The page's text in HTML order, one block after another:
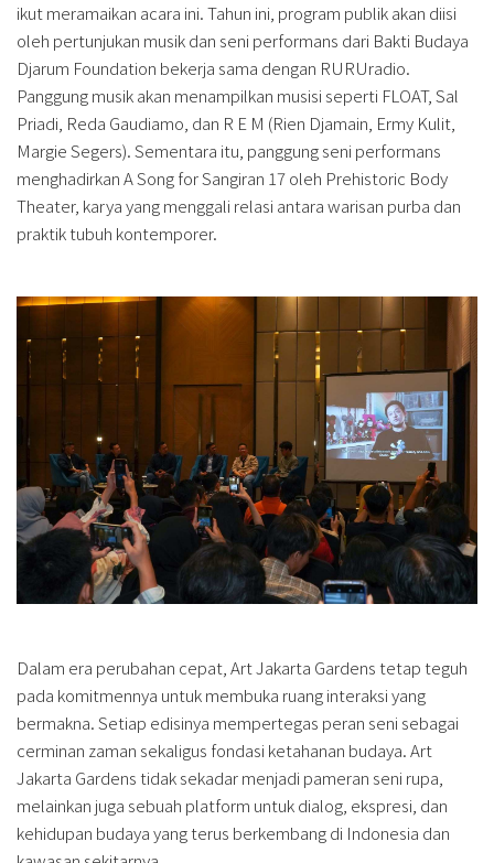
ikut meramaikan acara ini. Tahun ini, program publik akan diisi
oleh pertunjukan musik dan seni performans dari Bakti Budaya
Djarum Foundation bekerja sama dengan RURUradio.
Panggung musik akan menampilkan musisi seperti FLOAT, Sal
Priadi, Reda Gaudiamo, dan R E M (Rien Djamain, Ermy Kulit,
Margie Segers). Sementara itu, panggung seni performans
menghadirkan A Song for Sangiran 17 oleh Prehistoric Body
Theater, karya yang menggali relasi antara warisan purba dan
praktik tubuh kontemporer.
Dalam era perubahan cepat, Art Jakarta Gardens tetap teguh
pada komitmennya untuk membuka ruang interaksi yang
bermakna. Setiap edisinya mempertegas peran seni sebagai
cerminan zaman sekaligus fondasi ketahanan budaya. Art
Jakarta Gardens tidak sekadar menjadi pameran seni rupa,
melainkan juga sebuah platform untuk dialog, ekspresi, dan
kehidupan budaya yang terus berkembang di Indonesia dan